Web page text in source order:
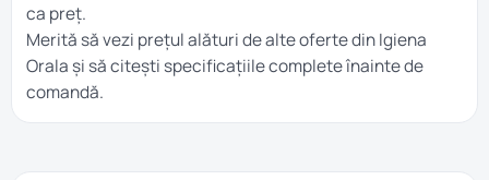
ca preț.
Merită să vezi prețul alături de alte oferte dinIgiena
Orala și să citești specificațiile complete înainte de
comandă.